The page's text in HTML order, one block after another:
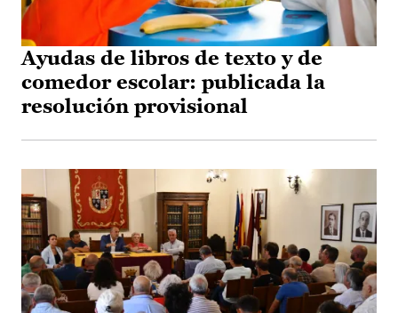
Ayudas de libros de texto y de
comedor escolar: publicada la
resolución provisional